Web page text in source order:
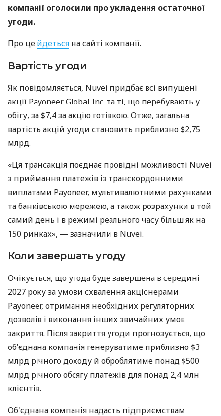
компанії оголосили про укладення остаточної
угоди.
Про це йдеться на сайті компанії.
Вартість угоди
Як повідомляється, Nuvei придбає всі випущені
акції Payoneer Global Inc. та ті, що перебувають у
обігу, за $7,4 за акцію готівкою. Отже, загальна
вартість акцій угоди становить приблизно $2,75
млрд.
«Ця трансакція поєднає провідні можливості Nuvei
з приймання платежів із транскордонними
виплатами Payoneer, мультивалютними рахунками
та банківською мережею, а також розрахунки в той
самий день і в режимі реального часу більш як на
150 ринках», — зазначили в Nuvei.
Коли завершать угоду
Очікується, що угода буде завершена в середині
2027 року за умови схвалення акціонерами
Payoneer, отримання необхідних регуляторних
дозволів і виконання інших звичайних умов
закриття. Після закриття угоди прогнозується, що
об’єднана компанія генеруватиме приблизно $3
млрд річного доходу й оброблятиме понад $500
млрд річного обсягу платежів для понад 2,4 млн
клієнтів.
‍Об'єднана компанія надасть підприємствам